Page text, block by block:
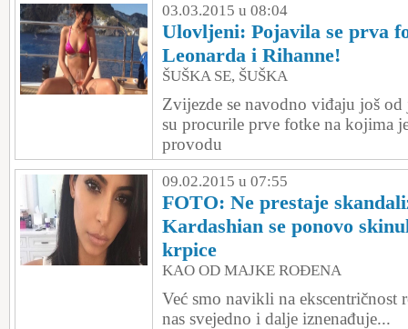
03.03.2015 u 08:04
Ulovljeni: Pojavila se prva
Leonarda i Rihanne!
ŠUŠKA SE, ŠUŠKA
Zvijezde se navodno viđaju još od
su procurile prve fotke na kojima
provodu
09.02.2015 u 07:55
FOTO: Ne prestaje
Kardashian se ponovo
krpice
KAO OD MAJKE ROĐENA
Već smo navikli na ekscentričnost
nas svejedno i dalje iznenađuje...